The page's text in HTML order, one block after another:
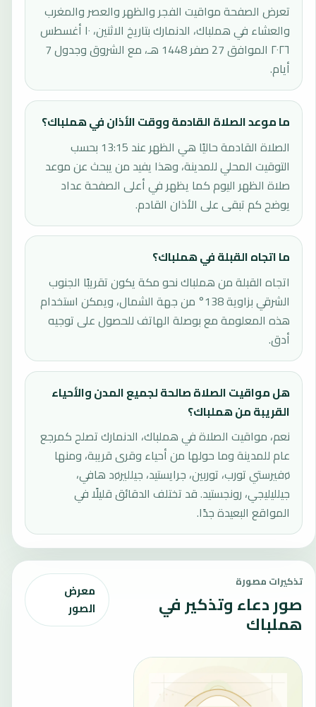
تعرض الصفحة مواقيت الفجر والظهر والعصر والمغرب
والعشاء في هملباك، الدنمارك بتاريخ الاثنين، ١٠ أغسطس
٢٠٢٦ الموافق 27 صفر 1448 هـ، مع الشروق وجدول 7
أيام.
ما موعد الصلاة القادمة ووقت الأذان في هملباك؟
الصلاة القادمة حاليًا هي الظهر عند 13:15 بحسب
التوقيت المحلي للمدينة، وهذا يفيد من يبحث عن موعد
صلاة الظهر اليوم كما يظهر في أعلى الصفحة عداد
يوضح كم تبقى على الأذان القادم.
ما اتجاه القبلة في هملباك؟
اتجاه القبلة من هملباك نحو مكة يكون تقريبًا الجنوب
الشرقي بزاوية 138° من جهة الشمال، ويمكن استخدام
هذه المعلومة مع بوصلة الهاتف للحصول على توجيه
أدق.
هل مواقيت الصلاة صالحة لجميع المدن والأحياء
القريبة من هملباك؟
نعم، مواقيت الصلاة في هملباك، الدنمارك تصلح كمرجع
عام للمدينة وما حولها من أحياء وقرى قريبة، ومنها
øفيرستي تورب، توربين، جرايستيد، جيلليرøد هافي،
جيلليليجي، رونجستيد. قد تختلف الدقائق قليلًا في
المواقع البعيدة جدًا.
تذكيرات مصورة
صور دعاء وتذكير في
هملباك
معرض
الصور